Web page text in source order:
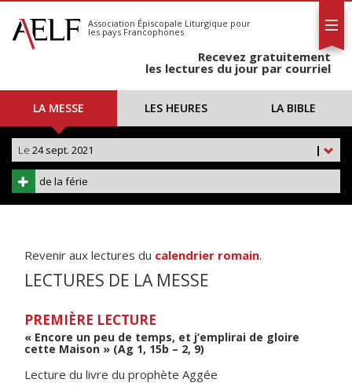
S'abonner
Calendrier
Association Épiscopale Liturgique pour
les pays Francophones
Recevez gratuitement
les lectures du jour par courriel
LA MESSE LES HEURES LA BIBLE
|
Le 24 sept. 2021
de la férie
Revenir aux lectures du calendrier romain.
LECTURES DE LA MESSE
PREMIÈRE LECTURE
« Encore un peu de temps, et j’emplirai de gloire
cette Maison » (Ag 1, 15b – 2, 9)
Lecture du livre du prophète Aggée